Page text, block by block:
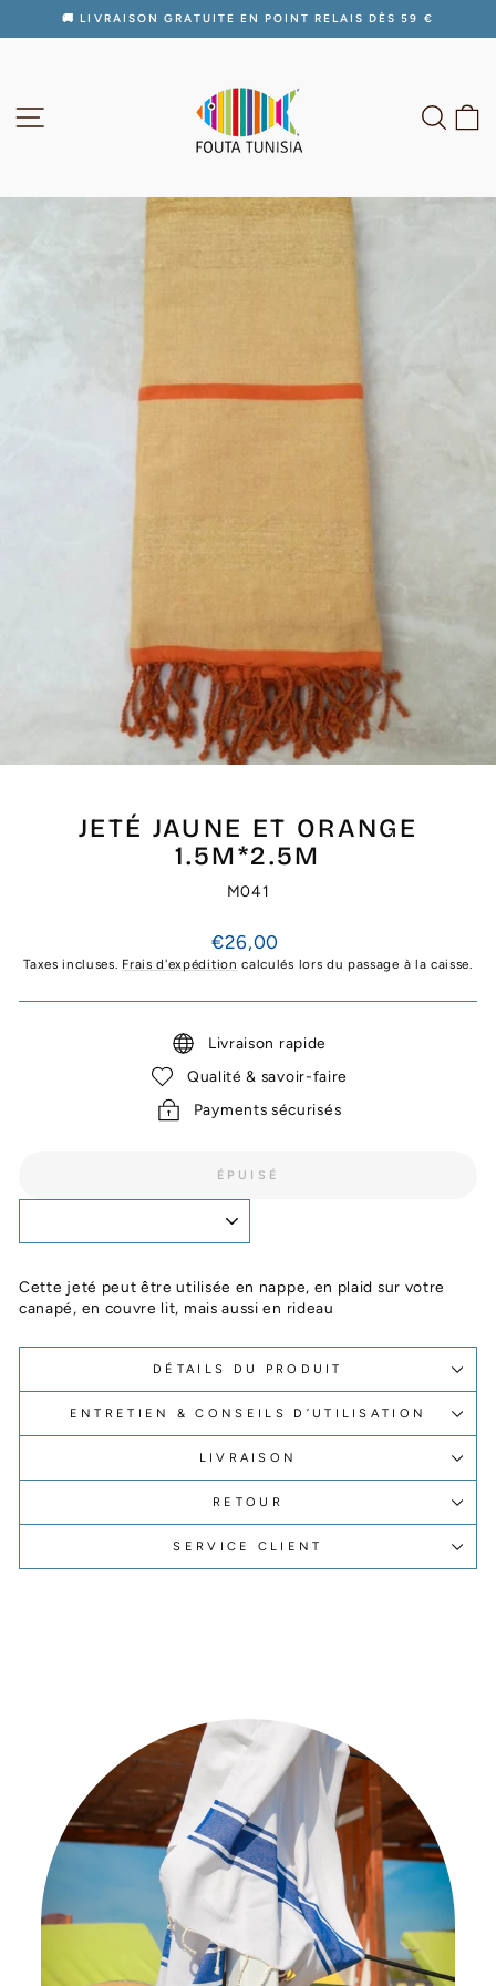
Diaporama
🚚 LIVRAISON GRATUITE EN POINT RELAIS DÈS 59 €
JETÉ JAUNE ET ORANGE
1.5M*2.5M
M041
Prix
régulier
€26,00
Taxes incluses. Frais d'expédition calculés lors du passage à la caisse.
Livraison rapide
Qualité & savoir-faire
Payments sécurisés
ÉPUISÉ
Cette jeté peut être utilisée en nappe, en plaid sur votre
canapé, en couvre lit, mais aussi en rideau
DÉTAILS DU PRODUIT
ENTRETIEN & CONSEILS D’UTILISATION
LIVRAISON
RETOUR
SERVICE CLIENT